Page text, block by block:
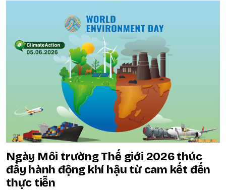
Ngày Môi trường Thế giới 2026 thúc
đẩy hành động khí hậu từ cam kết đến
thực tiễn